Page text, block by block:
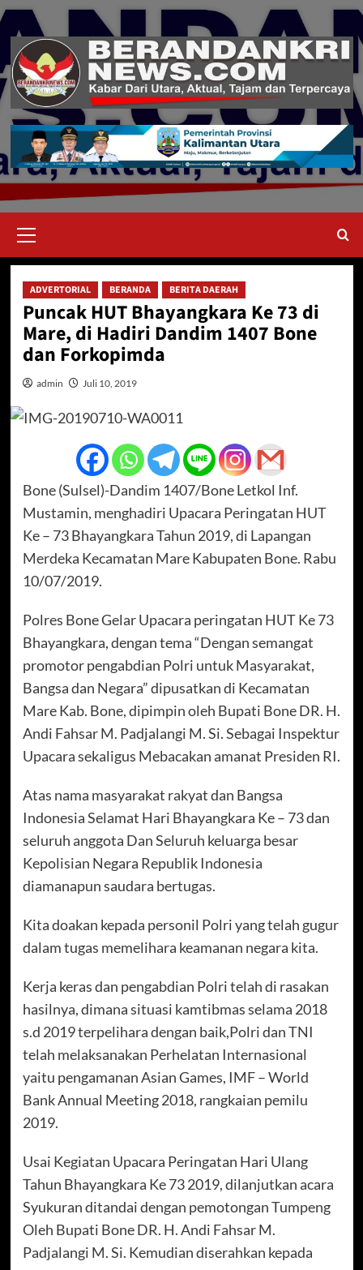
Skip
content
Menu
ADVERTORIAL BERANDA BERITA DAERAH
Puncak HUT Bhayangkara Ke 73 di
Mare, di Hadiri Dandim 1407 Bone
dan Forkopimda
admin Juli 10, 2019
Bone (Sulsel)-Dandim 1407/Bone Letkol Inf.
Mustamin, menghadiri Upacara Peringatan HUT
Ke – 73 Bhayangkara Tahun 2019, di Lapangan
Merdeka Kecamatan Mare Kabupaten Bone. Rabu
10/07/2019.
Polres Bone Gelar Upacara peringatan HUT Ke 73
Bhayangkara, dengan tema “Dengan semangat
promotor pengabdian Polri untuk Masyarakat,
Bangsa dan Negara” dipusatkan di Kecamatan
Mare Kab. Bone, dipimpin oleh Bupati Bone DR. H.
Andi Fahsar M. Padjalangi M. Si. Sebagai Inspektur
Upacara sekaligus Mebacakan amanat Presiden RI.
Atas nama masyarakat rakyat dan Bangsa
Indonesia Selamat Hari Bhayangkara Ke – 73 dan
seluruh anggota Dan Seluruh keluarga besar
Kepolisian Negara Republik Indonesia
diamanapun saudara bertugas.
Kita doakan kepada personil Polri yang telah gugur
dalam tugas memelihara keamanan negara kita.
Kerja keras dan pengabdian Polri telah di rasakan
hasilnya, dimana situasi kamtibmas selama 2018
s.d 2019 terpelihara dengan baik,Polri dan TNI
telah melaksanakan Perhelatan Internasional
yaitu pengamanan Asian Games, IMF – World
Bank Annual Meeting 2018, rangkaian pemilu
2019.
Usai Kegiatan Upacara Peringatan Hari Ulang
Tahun Bhayangkara Ke 73 2019, dilanjutkan acara
Syukuran ditandai dengan pemotongan Tumpeng
Oleh Bupati Bone DR. H. Andi Fahsar M.
Padjalangi M. Si. Kemudian diserahkan kepada